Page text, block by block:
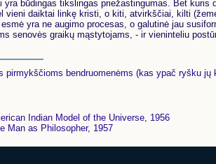
yra būdingas tikslingas priežastingumas. Bet
vieni daiktai linkę kristi, o kiti, atvirkščiai, kilti
yra ne augimo procesas, o galutinė jau
senovės graikų mąstytojams, - ir vieninteliu
pirmykščioms bendruomenėms (kas ypač ryšku
Indian Model of the Universe, 1956
Man as Philosopher, 1957